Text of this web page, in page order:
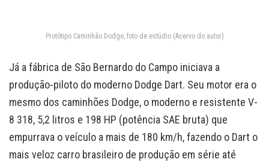
Protótipo Caminhão Dodge, foto de estúdio (Acervo do autor)
Já a fábrica de São Bernardo do Campo iniciava a
produção-piloto do moderno Dodge Dart. Seu motor era o
mesmo dos caminhões Dodge, o moderno e resistente V-
8 318, 5,2 litros e 198 HP (potência SAE bruta) que
empurrava o veículo a mais de 180 km/h, fazendo o Dart o
mais veloz carro brasileiro de produção em série até